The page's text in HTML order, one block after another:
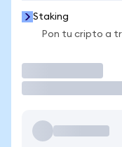
Staking
Pon tu cripto a